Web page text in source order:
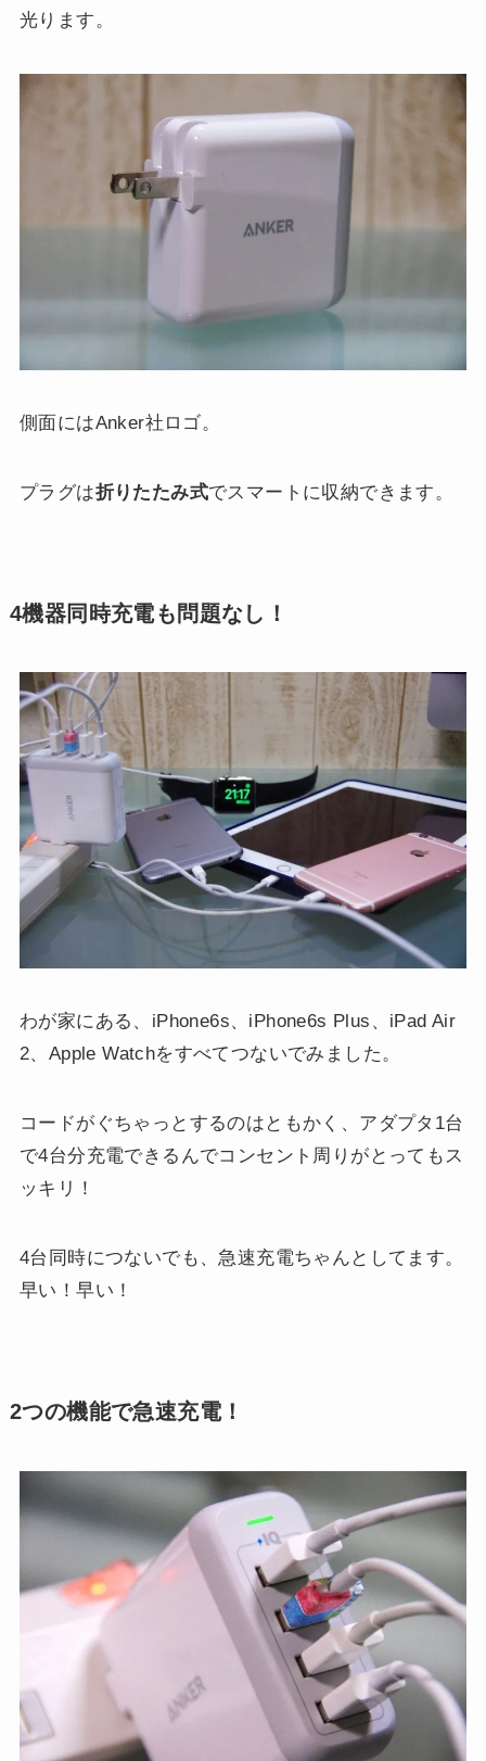
光ります。
側面にはAnker社ロゴ。
プラグは折りたたみ式でスマートに収納できます。
4機器同時充電も問題なし！
わが家にある、iPhone6s、iPhone6s Plus、iPad Air
2、Apple Watchをすべてつないでみました。
コードがぐちゃっとするのはともかく、アダプタ1台
で4台分充電できるんでコンセント周りがとってもス
ッキリ！
4台同時につないでも、急速充電ちゃんとしてます。
早い！早い！
2つの機能で急速充電！